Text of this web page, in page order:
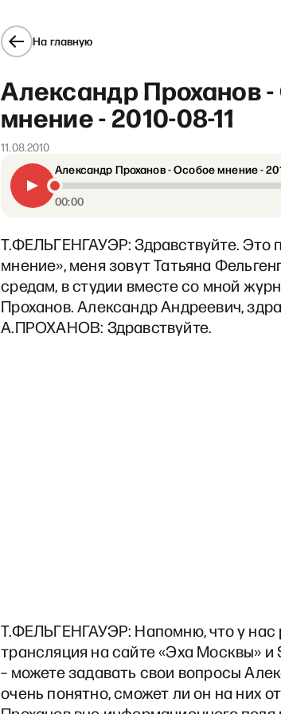
На главную
Александр Проханов
мнение - 2010-08-11
11.08.2010
Александр Проханов - Особое мнение -
00:00
Т.ФЕЛЬГЕНГАУЭР: Здравствуйте. Это
мнение», меня зовут Татьяна
средам, в студии вместе со мной
Проханов. Александр Андреевич,
А.ПРОХАНОВ: Здравствуйте.
Т.ФЕЛЬГЕНГАУЭР: Напомню, что у нас
трансляция на сайте «Эха Москвы» и
– можете задавать свои вопросы
очень понятно, сможет ли он на них
РЗВРТ с Антоном